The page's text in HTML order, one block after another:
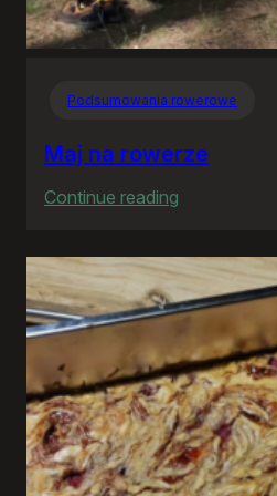
Podsumowania rowerowe
Maj na rowerze
Continue reading
na
rowerze